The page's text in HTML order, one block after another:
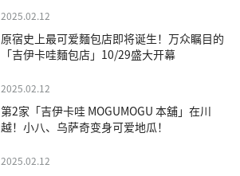
2025.02.12
原宿史上最可爱麵包店即将诞生！万众瞩目的
「吉伊卡哇麵包店」10/29盛大开幕
2025.02.12
第2家「吉伊卡哇 MOGUMOGU 本舖」在川
越！小八、乌萨奇变身可爱地瓜！
2025.02.12